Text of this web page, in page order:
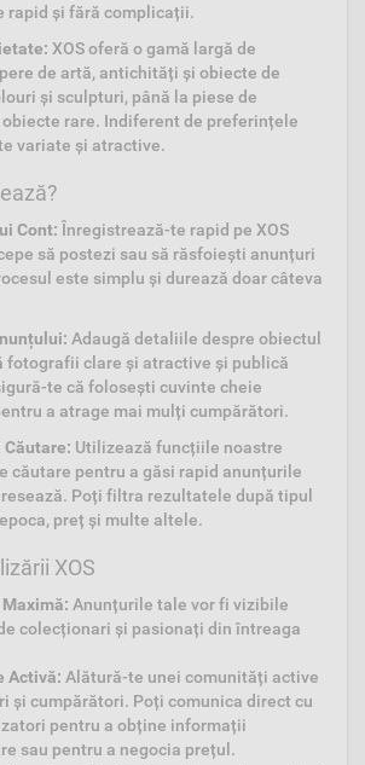
rapid și fără complicații.
XOS oferă o gamă largă de
de artă, antichități și obiecte de
și sculpturi, până la piese de
rare. Indiferent de preferințele
variate și atractive.
Cont: Înregistrează-te rapid pe XOS
să postezi sau să răsfoiești anunțuri
este simplu și durează doar câteva
Adaugă detaliile despre obiectul
fotografii clare și atractive și publică
te că folosești cuvinte cheie
a atrage mai mulți cumpărători.
Căutare: Utilizează funcțiile noastre
căutare pentru a găsi rapid anunțurile
Poți filtra rezultatele după tipul
preț și multe altele.
XOS
Anunțurile tale vor fi vizibile
colecționari și pasionați din întreaga
Activă: Alătură-te unei comunități active
și cumpărători. Poți comunica direct cu
pentru a obține informații
sau pentru a negocia prețul.